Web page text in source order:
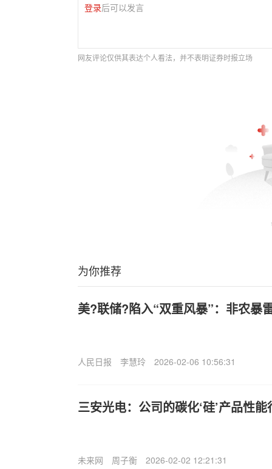
登录后可以发言
网友评论仅供其表达个人看法，并不表明证券时报立场
为你推荐
美?联储?陷入“双重风暴”：非农暴
人民日报 李慧玲 2026-02-06 10:56:31
三安光电：公司的碳化‘硅’产品性
未来网 周子衡 2026-02-02 12:21:31